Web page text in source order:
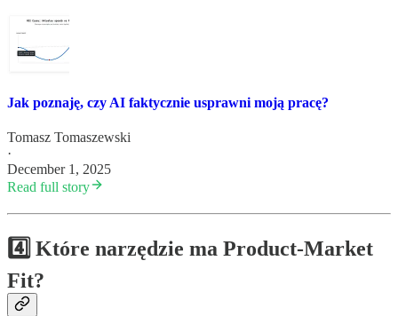
Jak poznaję, czy AI faktycznie usprawni moją pracę?
Tomasz Tomaszewski
·
December 1, 2025
Read full story
4️⃣ Które narzędzie ma Product-Market
Fit?